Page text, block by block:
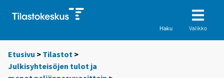
Haku Valikko
Etusivu > Tilastot >
Julkisyhteisöjen tulot ja